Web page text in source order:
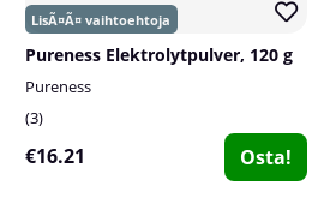
Pureness Elektrolytpulver, 120 g
Pureness
3
€16.21 Osta!